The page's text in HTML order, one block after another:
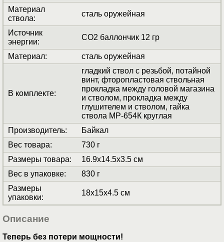
Материал
ствола:
сталь оружейная
Источник
энергии:
СО2 баллончик 12 гр
Материал: сталь оружейная
В комплекте:
гладкий ствол с резьбой, потайной
винт, фторопластовая ствольная
прокладка между головой магазина
и стволом, прокладка между
глушителем и стволом, гайка
ствола МР-654К круглая
Производитель:
Байкал
Вес товара:
730 г
Размеры товара:
16.9x14.5x3.5 см
Вес в упаковке:
830 г
Размеры
упаковки:
18x15x4.5 см
Описание
Теперь без потери мощности!